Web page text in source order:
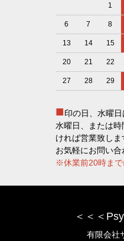
1
6 7 8
13 14 15
20 21 22
27 28 29
■印の日、水曜日
水曜日、または
ければ営業致しま
お気軽にお問い合
※休業前20時まで
＜＜＜
有限会社